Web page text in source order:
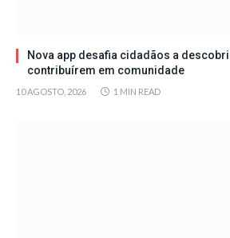
Nova app desafia cidadãos a
contribuírem em comunidade
10 AGOSTO, 2026 1 MIN READ